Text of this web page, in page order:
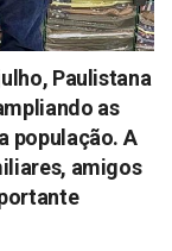
Paulistana
as
população. A
amigos